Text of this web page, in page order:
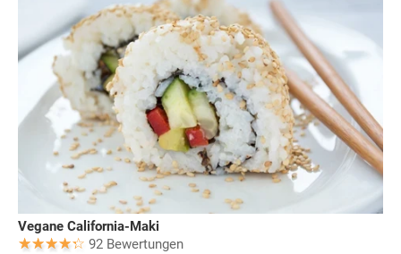
Vegane California-Maki
92 Bewertungen